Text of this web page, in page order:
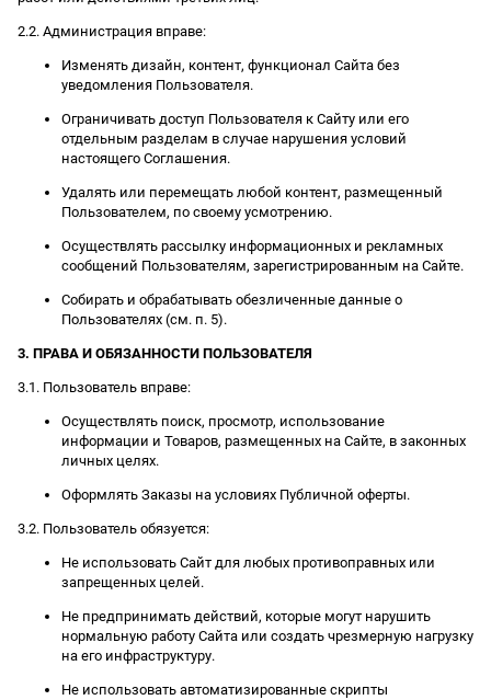
2.2. Администрация вправе:
Изменять дизайн, контент, функционал Сайта без
уведомления Пользователя.
Ограничивать доступ Пользователя к Сайту или его
отдельным разделам в случае нарушения условий
настоящего Соглашения.
Удалять или перемещать любой контент, размещенный
Пользователем, по своему усмотрению.
Осуществлять рассылку информационных и рекламных
сообщений Пользователям, зарегистрированным на Сайте.
Собирать и обрабатывать обезличенные данные о
Пользователях (см. п. 5).
3. ПРАВА И ОБЯЗАННОСТИ ПОЛЬЗОВАТЕЛЯ
3.1. Пользователь вправе:
Осуществлять поиск, просмотр, использование
информации и Товаров, размещенных на Сайте, в законных
личных целях.
Оформлять Заказы на условиях Публичной оферты.
3.2. Пользователь обязуется:
Не использовать Сайт для любых противоправных или
запрещенных целей.
Не предпринимать действий, которые могут нарушить
нормальную работу Сайта или создать чрезмерную нагрузку
на его инфраструктуру.
Не использовать автоматизированные скрипты